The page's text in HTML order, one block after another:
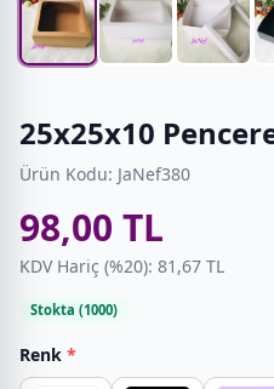
25x25x10
Ürün Kodu: JaNef380
98,00 TL
KDV Hariç (%20): 81,67 TL
Stokta (1000)
Renk *